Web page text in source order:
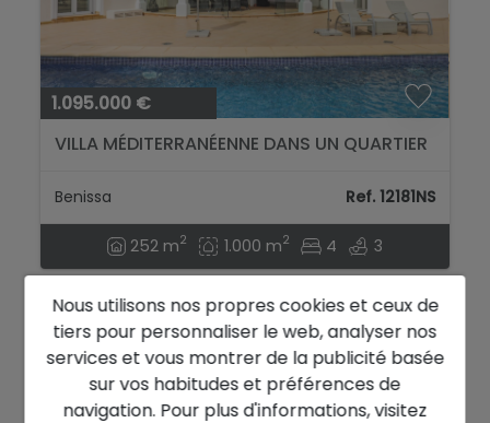
1.095.000 €
VILLA MÉDITERRANÉENNE DANS UN QUARTIER
Benissa Ref. 12181NS
252 m2 1.000 m2 4 3
VUES SUR LA MER
Nous utilisons nos propres cookies et ceux de
tiers pour personnaliser le web, analyser nos
services et vous montrer de la publicité basée
sur vos habitudes et préférences de
navigation. Pour plus d'informations, visitez